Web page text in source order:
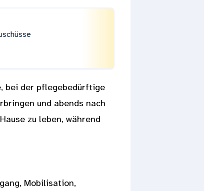
bei der pflegebedürftige
und abends nach
zu leben, während
Mobilisation,